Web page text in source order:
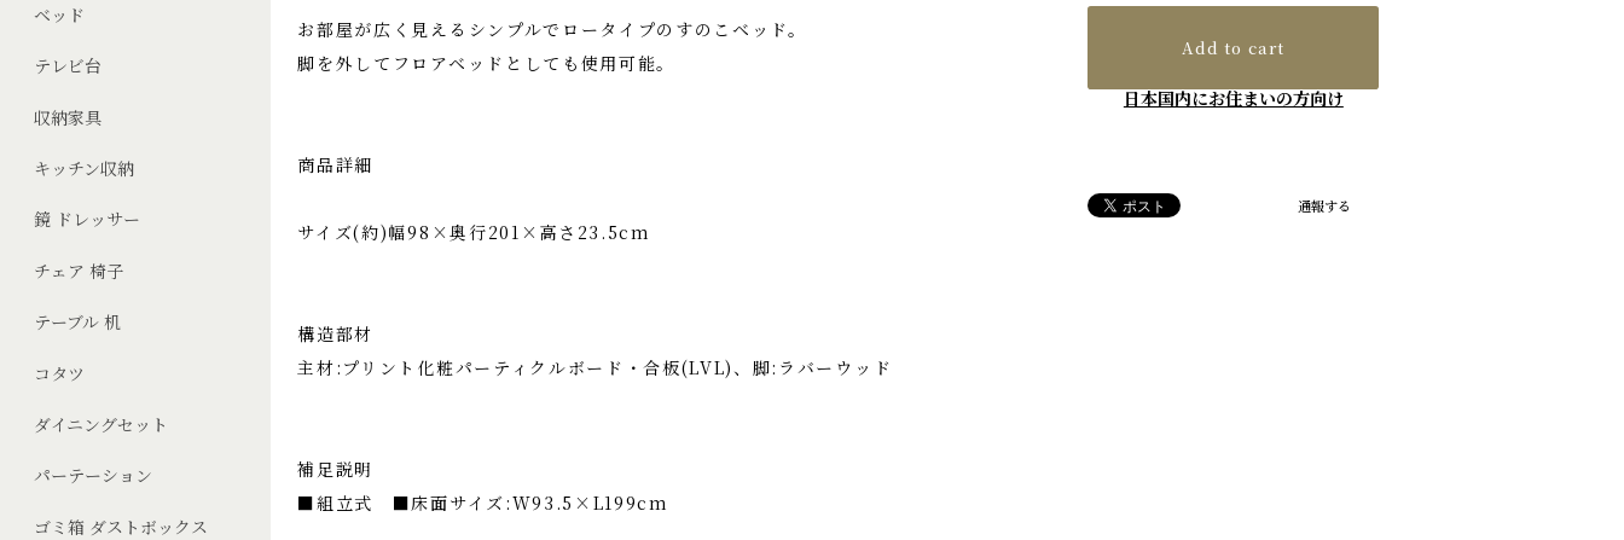
ベッド
テレビ台
収納家具
キッチン収納
鏡 ドレッサー
チェア 椅子
テーブル 机
コタツ
ダイニングセット
パーテーション
ゴミ箱 ダストボックス
お部屋が広く見えるシンプルでロータイプのすのこベッド。
脚を外してフロアベッドとしても使用可能。
商品詳細
サイズ(約)幅98×奥行201×高さ23.5cm
構造部材
主材:プリント化粧パーティクルボード・合板(LVL)、脚:ラバーウッド
補足説明
■組立式 ■床面サイズ:W93.5×L199cm
Add to cart
日本国内にお住まいの方向け
通報する